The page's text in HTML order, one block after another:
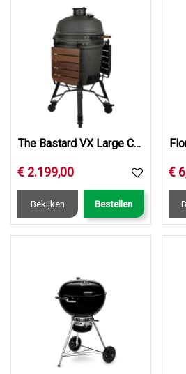
The Bastard VX Large Complete
€ 2.199,00
Bekijken Bestellen
€ 6